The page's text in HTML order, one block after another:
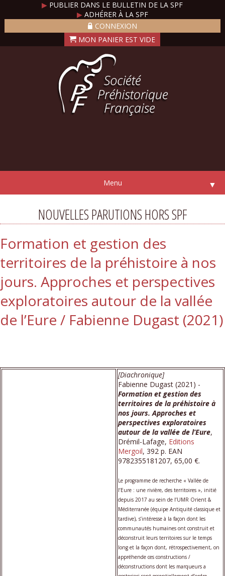
▶ PUBLIER DANS LE BULLETIN DE LA SPF
▶ADHÉRER À LA SPF
CONNEXION
Menu ▼
NOUVELLES PARUTIONS HORS SPF
Formation et gestion des
territoires de la préhistoire à nos
jours. Approches et perspectives
exploratoires autour de la vallée
de l’Eure / Fabienne Dugast (2021)
[Diachronique]
Fabienne Dugast (2021) -
Formation et gestion des
territoires de la préhistoire à
nos jours. Approches et
perspectives exploratoires
autour de la vallée de l’Eure,
Drémil-Lafage, Editions
Mergoil, 392 p. EAN
9782355181207, 65,00 €.
Le programme de recherche « Vallée de
l’Eure : une rivière, des territoires », initié
depuis 2017 au sein de l’UMR Orient &
Méditerranée (équipe Antiquité classique et
tardive), s’intéresse à la façon dont les
communautés humaines ont construit et
déconstruit leurs territoires sur le temps
long et la façon dont, rétrospectivement, on
appréhende ces constructions /
déconstructions dont les marqueurs a